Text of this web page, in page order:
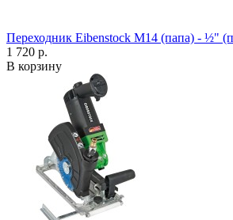
Переходник Eibenstock M14 (папа) - ½"
1 720 р.
В корзину